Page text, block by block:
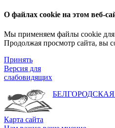
О файлах cookie на этом веб-
Мы применяем файлы cookie для
Продолжая просмотр сайта, вы
Принять
Версия для
слабовидящих
Карта сайта